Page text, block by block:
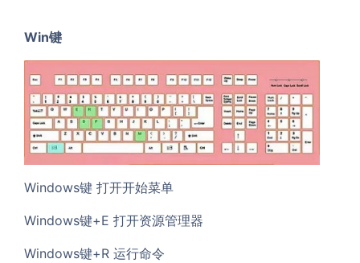
Win键
Windows键 打开开始菜单
Windows键+E 打开资源管理器
Windows键+R 运行命令